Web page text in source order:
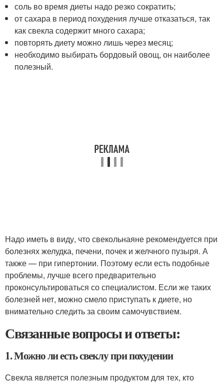
соль во время диеты надо резко сократить;
от сахара в период похудения лучше отказаться, так
как свекла содержит много сахара;
повторять диету можно лишь через месяц;
необходимо выбирать бордовый овощ, он наиболее
полезный.
Надо иметь в виду, что свекольнаяне рекомендуется при
болезнях желудка, печени, почек и желчного пузыря. А
также — при гипертонии. Поэтому если есть подобные
проблемы, лучше всего предварительно
проконсультироваться со специалистом. Если же таких
болезней нет, можно смело приступать к диете, но
внимательно следить за своим самочувствием.
Связанные вопросы и ответы:
1. Можно ли есть свеклу при похудении
Свекла является полезным продуктом для тех, кто